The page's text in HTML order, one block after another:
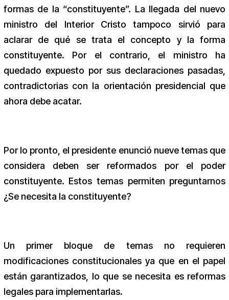
formas de la “constituyente”. La llegada del nuevo
ministro del Interior Cristo tampoco sirvió para
aclarar de qué se trata el concepto y la forma
constituyente. Por el contrario, el ministro ha
quedado expuesto por sus declaraciones pasadas,
contradictorias con la orientación presidencial que
ahora debe acatar.
Por lo pronto, el presidente enunció nueve temas que
considera deben ser reformados por el poder
constituyente. Estos temas permiten preguntarnos
¿Se necesita la constituyente?
Un primer bloque de temas no requieren
modificaciones constitucionales ya que en el papel
están garantizados, lo que se necesita es reformas
legales para implementarlas.